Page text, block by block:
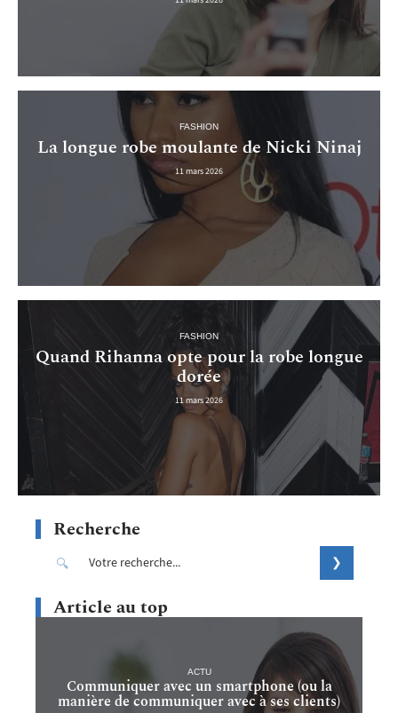
FASHION
La longue robe moulante de Nicki Ninaj
11 mars 2026
FASHION
Quand Rihanna opte pour la robe longue
dorée
11 mars 2026
Recherche
Article au top
ACTU
Communiquer avec un smartphone (ou la
manière de communiquer avec à ses clients)